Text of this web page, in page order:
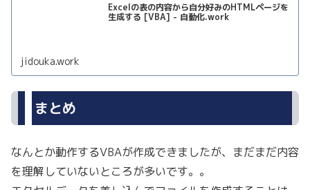
Excelの表の内容から自分好みのHTMLページを
生成する [VBA] - 自動化.work
jidouka.work
まとめ
なんとか動作するVBAが作成できましたが、まだまだ内容
を理解していないところが多いです。。